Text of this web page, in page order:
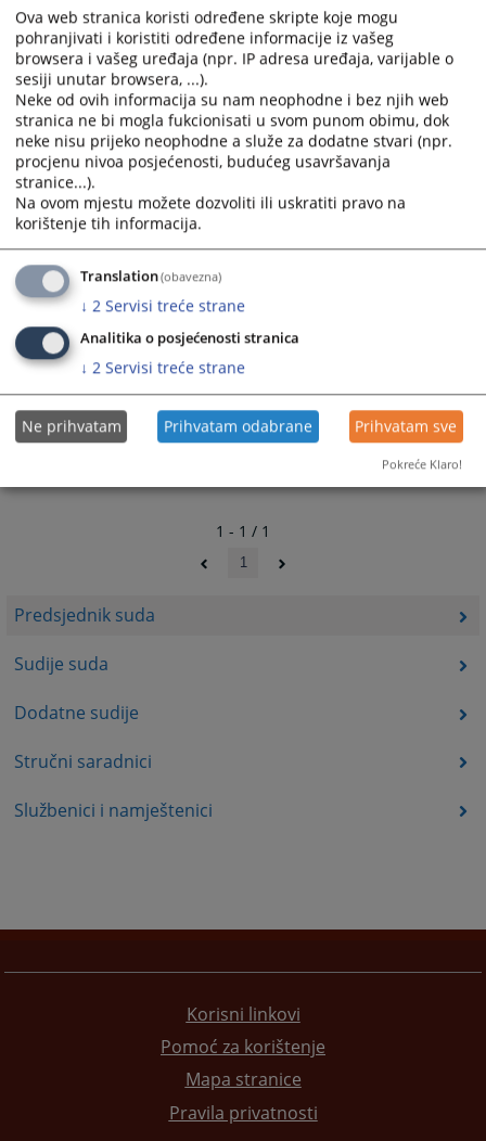
Predsjednik suda
Sudije suda
Dodatne sudije
Stručni saradnici
Službenici i namještenici
1 - 1 / 1
1
Korisni linkovi
Pomoć za korištenje
Mapa stranice
Pravila privatnosti
Ova web stranica koristi određene skripte koje mogu
pohranjivati i koristiti određene informacije iz vašeg
browsera i vašeg uređaja (npr. IP adresa uređaja, varijable o
sesiji unutar browsera, ...).
Neke od ovih informacija su nam neophodne i bez njih web
stranica ne bi mogla fukcionisati u svom punom obimu, dok
neke nisu prijeko neophodne a služe za dodatne stvari (npr.
procjenu nivoa posjećenosti, budućeg usavršavanja
stranice...).
Na ovom mjestu možete dozvoliti ili uskratiti pravo na
korištenje tih informacija.
Translation(obavezna)
↓ 2 Servisi treće strane
Analitika o posjećenosti stranica
↓ 2 Servisi treće strane
Ne prihvatam Prihvatam odabrane Prihvatam sve
Pokreće Klaro!